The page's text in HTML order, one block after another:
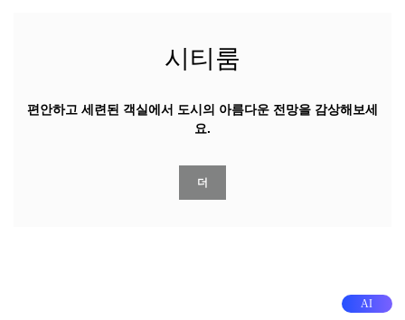
시티룸
편안하고 세련된 객실에서 도시의 아름다운 전망을 감상해보세
요.
더
AI